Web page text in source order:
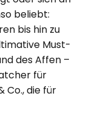
beliebt:
bis hin zu
Must-
des Affen –
für
Co., die für